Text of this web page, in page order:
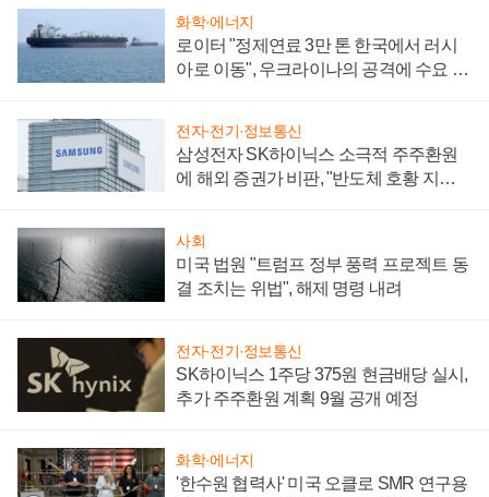
화학·에너지
로이터 "정제연료 3만 톤 한국에서 러시
아로 이동", 우크라이나의 공격에 수요 늘
전자·전기·정보통신
삼성전자 SK하이닉스 소극적 주주환원
에 해외 증권가 비판, "반도체 호황 지속
사회
미국 법원 "트럼프 정부 풍력 프로젝트 동
결 조치는 위법", 해제 명령 내려
전자·전기·정보통신
SK하이닉스 1주당 375원 현금배당 실시,
추가 주주환원 계획 9월 공개 예정
화학·에너지
'한수원 협력사' 미국 오클로 SMR 연구용